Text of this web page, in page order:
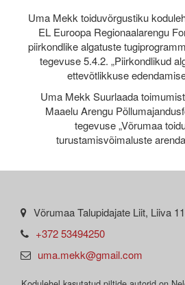
Uma Mekk toiduvõrgustiku
EL Euroopa Regionaalarengu
piirkondlike algatuste
tegevuse 5.4.2. „Piirkondlikud
ettevõtlikkuse
Uma Mekk Suurlaada
Maaelu Arengu
tegevuse „Võrumaa
turustamisvõimaluste
Võrumaa Talupidajate Liit, Liiva
+372 53494250
uma.mekk@gmail.com